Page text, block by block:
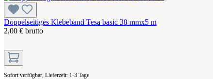
Doppelseitiges Klebeband Tesa basic 38 mmx5 m
2,00 € brutto
Sofort verfügbar, Lieferzeit: 1-3 Tage